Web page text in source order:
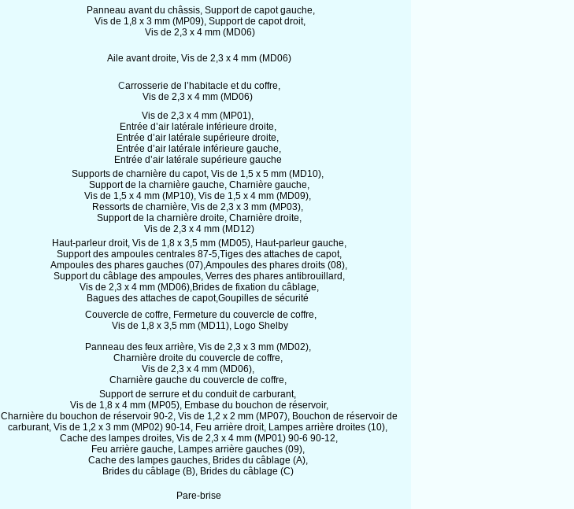
Panneau avant du châssis, Support de capot gauche,
Vis de 1,8 x 3 mm (MP09), Support de capot droit,
Vis de 2,3 x 4 mm (MD06)
Aile avant droite, Vis de 2,3 x 4 mm (MD06)
Carrosserie de l’habitacle et du coffre,
Vis de 2,3 x 4 mm (MD06)
Vis de 2,3 x 4 mm (MP01),
Entrée d’air latérale inférieure droite,
Entrée d’air latérale supérieure droite,
Entrée d’air latérale inférieure gauche,
Entrée d’air latérale supérieure gauche
Supports de charnière du capot, Vis de 1,5 x 5 mm (MD10),
Support de la charnière gauche, Charnière gauche,
Vis de 1,5 x 4 mm (MP10), Vis de 1,5 x 4 mm (MD09),
Ressorts de charnière, Vis de 2,3 x 3 mm (MP03),
Support de la charnière droite, Charnière droite,
Vis de 2,3 x 4 mm (MD12)
Haut-parleur droit, Vis de 1,8 x 3,5 mm (MD05), Haut-parleur gauche,
Support des ampoules centrales 87-5,Tiges des attaches de capot,
Ampoules des phares gauches (07),Ampoules des phares droits (08),
Support du câblage des ampoules, Verres des phares antibrouillard,
Vis de 2,3 x 4 mm (MD06),Brides de fixation du câblage,
Bagues des attaches de capot,Goupilles de sécurité
Couvercle de coffre, Fermeture du couvercle de coffre,
Vis de 1,8 x 3,5 mm (MD11), Logo Shelby
Panneau des feux arrière, Vis de 2,3 x 3 mm (MD02),
Charnière droite du couvercle de coffre,
Vis de 2,3 x 4 mm (MD06),
Charnière gauche du couvercle de coffre,
Support de serrure et du conduit de carburant,
Vis de 1,8 x 4 mm (MP05), Embase du bouchon de réservoir,
Charnière du bouchon de réservoir 90-2, Vis de 1,2 x 2 mm (MP07), Bouchon de réservoir de
carburant, Vis de 1,2 x 3 mm (MP02) 90-14, Feu arrière droit, Lampes arrière droites (10),
Cache des lampes droites, Vis de 2,3 x 4 mm (MP01) 90-6 90-12,
Feu arrière gauche, Lampes arrière gauches (09),
Cache des lampes gauches, Brides du câblage (A),
Brides du câblage (B),Brides du câblage (C)
Pare-brise